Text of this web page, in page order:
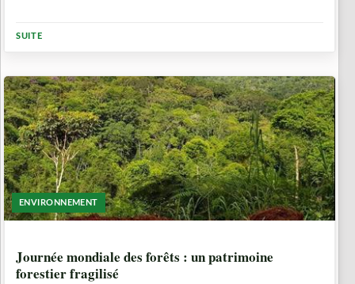
SUITE
ENVIRONNEMENT
Journée mondiale des forêts : un patrimoine
forestier fragilisé